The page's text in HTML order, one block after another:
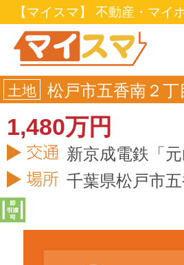
【マイスマ】 不動産・マ
土地 松戸市五香南２
1,480万円
新京成電鉄「
千葉県松戸市